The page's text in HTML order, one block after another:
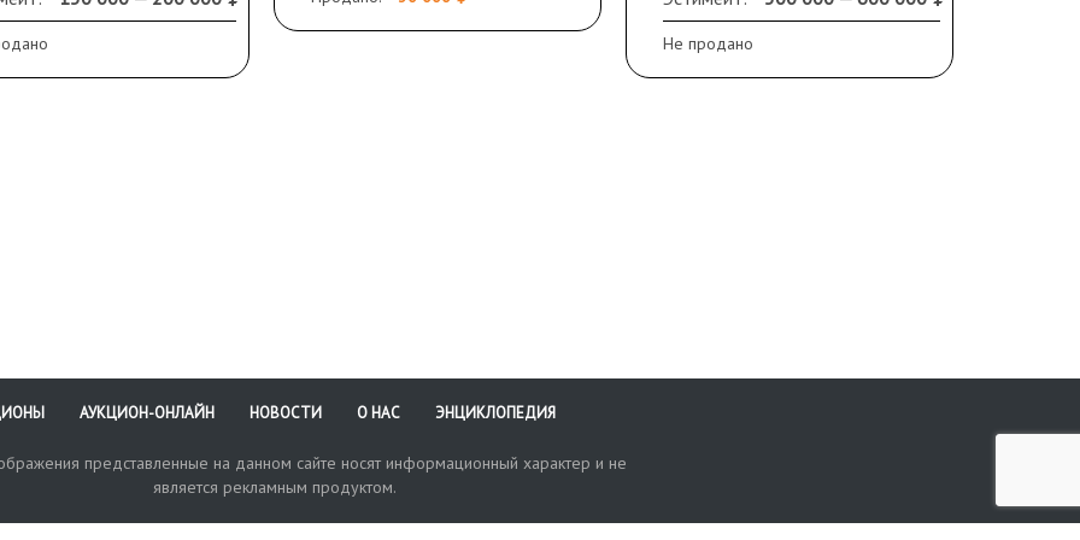
части.
осыпи
слоя. Оформлена
справа внизу. В раме,
Не продано
АУКЦИОН-ОНЛАЙН НОВОСТИ О НАС ЭНЦИКЛОПЕДИЯ
представленные на данном сайте носят информационный характер и не
является рекламным продуктом.